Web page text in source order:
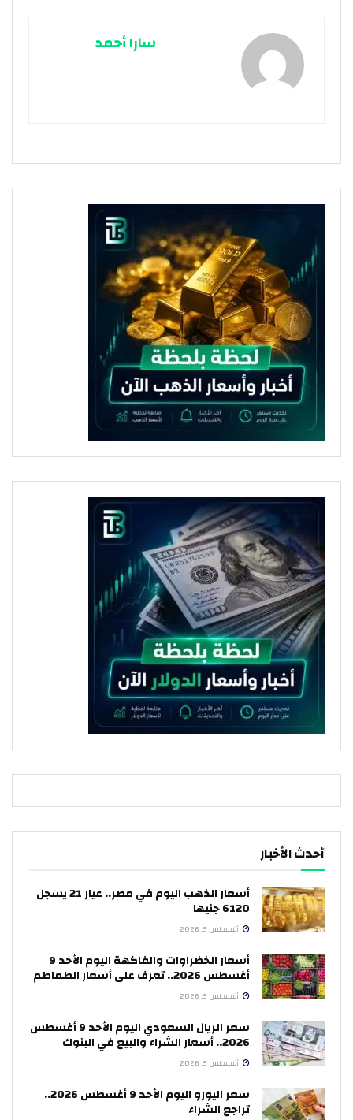
سارا أحمد
أحدث الأخبار
أسعار الذهب اليوم في مصر.. عيار 21 يسجل
6120 جنيها
أغسطس 9, 2026
أسعار الخضراوات والفاكهة اليوم الأحد 9
أغسطس 2026.. تعرف على أسعار الطماطم
أغسطس 9, 2026
سعر الريال السعودي اليوم الأحد 9 أغسطس
2026.. أسعار الشراء والبيع في البنوك
أغسطس 9, 2026
سعر اليورو اليوم الأحد 9 أغسطس 2026..
تراجع الشراء